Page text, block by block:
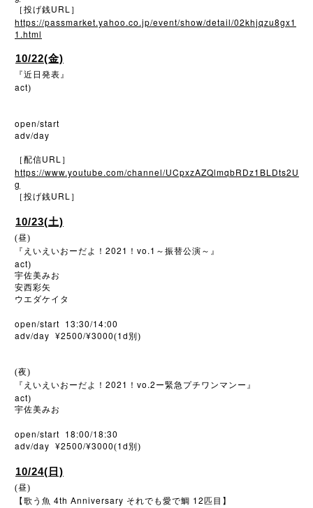
［投げ銭URL ］
https://passmarket.yahoo.co.jp/event/show/detail/02khjqzu8gx1
1.html
10/22(金)
『近日発表』
act)
open/start
adv/day
［配信URL ］
https://www.youtube.com/channel/UCpxzAZQlmqbRDz1BLDts2U
g
［投げ銭URL ］
10/23(土)
(昼)
『えいえいおーだよ！ 2021 ！ vo.1 ～振替公演～』
act)
宇佐美みお
安西彩矢
ウエダケイタ
open/start 13:30/14:00
adv/day ¥2500/¥3000(1d 別)
(夜)
『えいえいおーだよ！ 2021 ！ vo.2 ー緊急プチワンマンー』
act)
宇佐美みお
open/start 18:00/18:30
adv/day ¥2500/¥3000(1d 別)
10/24(日)
(昼)
【歌う魚 4th Anniversary それでも愛で鯛 12 匹目】